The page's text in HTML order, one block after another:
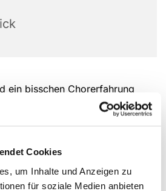
Cookies
um Inhalte und Anzeigen zu
für soziale Medien anbieten
ein bisschen Chorerfahrung
bei der Kantorei
mitzumachen. Das Repertoire
Mendelssohn, Schütz,
gemischten Alters singen